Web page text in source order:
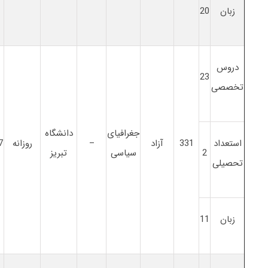
زبان 20
دروس
تخصصی
23
331 آزاد
جغرافیای
سیاسی
–
دانشگاه
تبریز
روزانه
استعداد
تحصیلی
2
زبان 11